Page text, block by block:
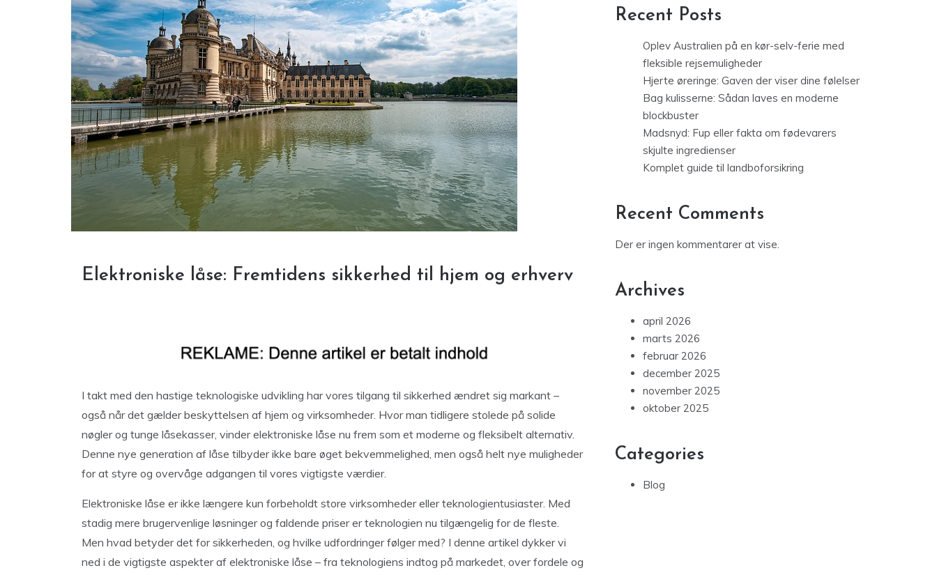
Elektroniske låse: Fremtidens sikkerhed til hjem og erhverv
I takt med den hastige teknologiske udvikling har vores tilgang til sikkerhed ændret sig markant –
også når det gælder beskyttelsen af hjem og virksomheder. Hvor man tidligere stolede på solide
nøgler og tunge låsekasser, vinder elektroniske låse nu frem som et moderne og fleksibelt alternativ.
Denne nye generation af låse tilbyder ikke bare øget bekvemmelighed, men også helt nye muligheder
for at styre og overvåge adgangen til vores vigtigste værdier.
Elektroniske låse er ikke længere kun forbeholdt store virksomheder eller teknologientusiaster. Med
stadig mere brugervenlige løsninger og faldende priser er teknologien nu tilgængelig for de fleste.
Men hvad betyder det for sikkerheden, og hvilke udfordringer følger med? I denne artikel dykker vi
ned i de vigtigste aspekter af elektroniske låse – fra teknologiens indtog på markedet, over fordele og
Recent Posts
Oplev Australien på en kør-selv-ferie med
fleksible rejsemuligheder
Hjerte øreringe: Gaven der viser dine følelser
Bag kulisserne: Sådan laves en moderne
blockbuster
Madsnyd: Fup eller fakta om fødevarers
skjulte ingredienser
Komplet guide til landboforsikring
Recent Comments
Der er ingen kommentarer at vise.
Archives
april 2026
marts 2026
februar 2026
december 2025
november 2025
oktober 2025
Categories
Blog